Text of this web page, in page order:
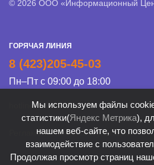
© 2026 ООО «Информационный
ГОРЯЧАЯ ЛИНИЯ
8 (423)205-45-03
Пн–Пт с 09:00 до 18:00
hotline@cons-vl.ru
Регламент Линии консультации
Мы используем файлы cookie
статистики(Яндекс Метрика),
нашем веб-сайте, что
взаимодействие с
Продолжая просмотр страниц